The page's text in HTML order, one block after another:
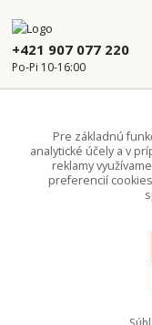
+421 907 077 220
Po-Pi 10-16:00
Pre základnú
analytické účely a v
reklamy
preferencií